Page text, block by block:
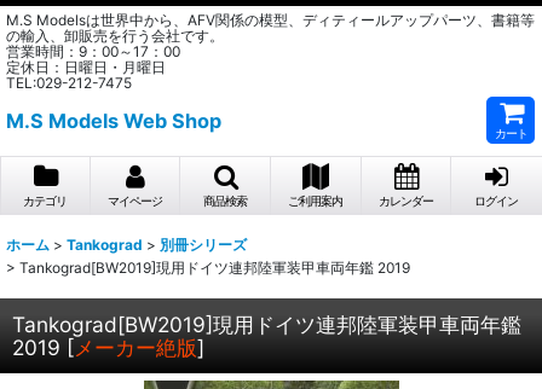
M.S Modelsは世界中から、AFV関係の模型、ディティールアップパーツ、書籍等
の輸入、卸販売を行う会社です。
営業時間：9：00～17：00
定休日：日曜日・月曜日
TEL:029-212-7475
M.S Models Web Shop
カート
カテゴリ マイページ 商品検索 ご利用案内 カレンダー ログイン
ホーム > Tankograd > 別冊シリーズ
> Tankograd[BW2019]現用ドイツ連邦陸軍装甲車両年鑑 2019
Tankograd[BW2019]現用ドイツ連邦陸軍装甲車両年鑑
2019 [メーカー絶版]